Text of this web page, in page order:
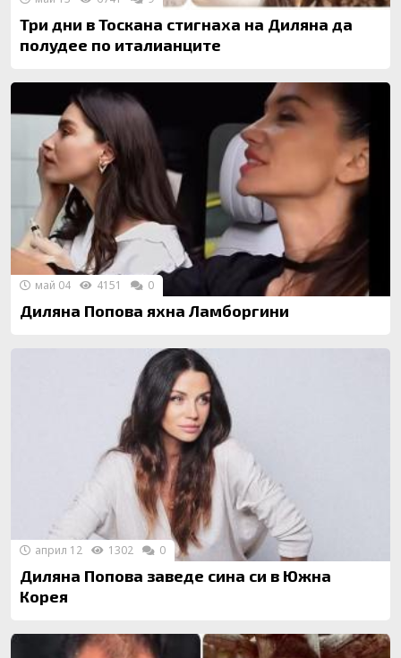
Три дни в Тоскана стигнаха на Диляна да
полудее по италианците
Диляна Попова яхна Ламборгини
май 04 4151 0
Диляна Попова заведе сина си в Южна
Корея
април 12 1302 0